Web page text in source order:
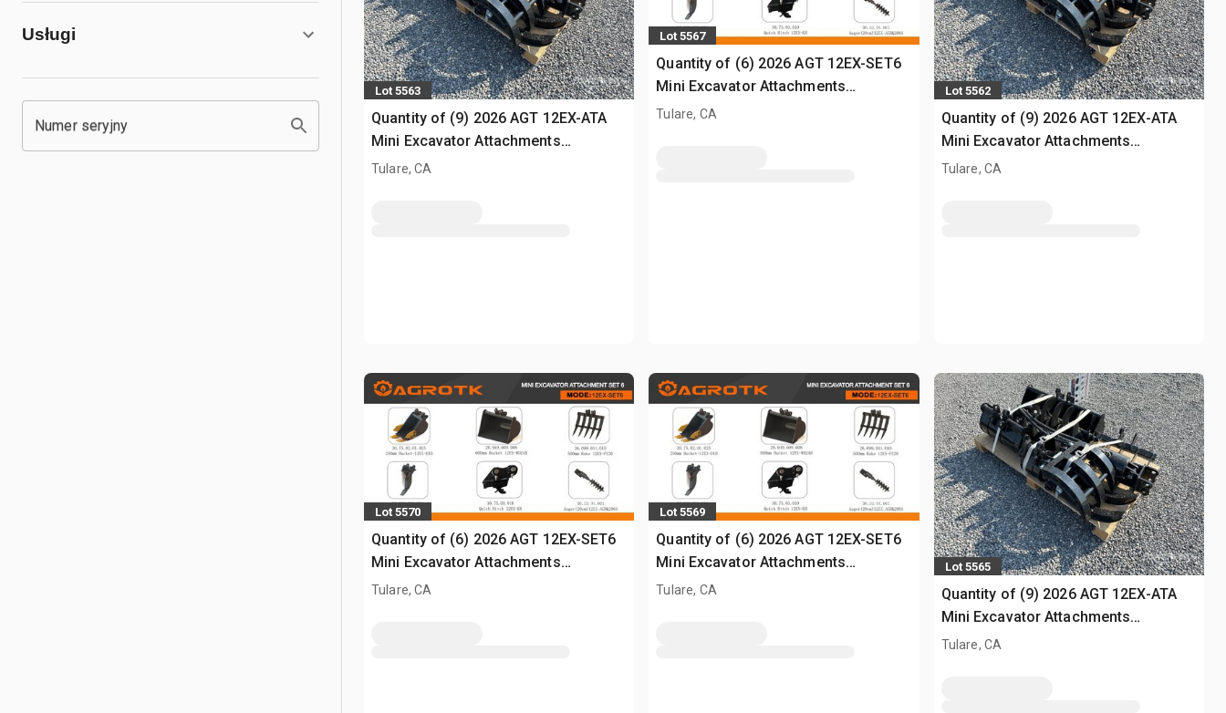
Usługi
Numer seryjny
Lot 5563
Quantity of (9) 2026 AGT 12EX-ATA
Mini Excavator Attachments
(Unused)
Tulare, CA
Lot 5567
Quantity of (6) 2026 AGT 12EX-SET6
Mini Excavator Attachments
(Unused)
Tulare, CA
Lot 5562
Quantity of (9) 2026 AGT 12EX-ATA
Mini Excavator Attachments
(Unused)
Tulare, CA
Lot 5570
Quantity of (6) 2026 AGT 12EX-SET6
Mini Excavator Attachments
(Unused)
Tulare, CA
Lot 5569
Quantity of (6) 2026 AGT 12EX-SET6
Mini Excavator Attachments
(Unused)
Tulare, CA
Lot 5565
Quantity of (9) 2026 AGT 12EX-ATA
Mini Excavator Attachments
(Unused)
Tulare, CA